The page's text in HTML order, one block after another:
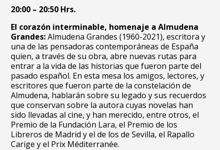
20:00 – 20:50 Hrs.
El corazón interminable, homenaje a Almudena
Grandes:Almudena Grandes (1960-2021), escritora y
una de las pensadoras contemporáneas de España
quien, a través de su obra, abre nuevas rutas para
entrar a la vida de las historias que fueron parte del
pasado español. En esta mesa los amigos, lectores, y
escritores que fueron parte de la constelación de
Almudena, hablarán sobre su legado y sus recuerdos
que conservan sobre la autora cuyas novelas han
sido llevadas al cine, y han merecido, entre otros, el
Premio de la Fundación Lara, el Premio de los
Libreros de Madrid y el de los de Sevilla, el Rapallo
Carige y el Prix Méditerranée.